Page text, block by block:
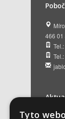
466 01
Tyto